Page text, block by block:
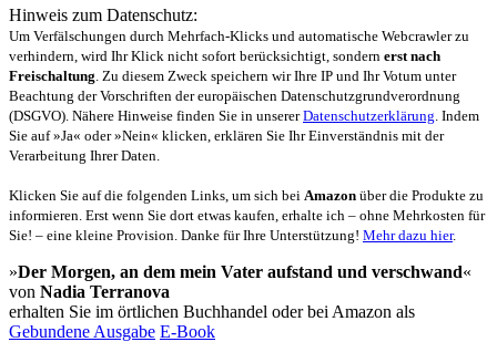
Hinweis zum Datenschutz:
Um Verfälschungen durch Mehrfach-Klicks und automatische Webcrawler zu
verhindern, wird Ihr Klick nicht sofort berücksichtigt, sondern erst nach
Freischaltung . Zu diesem Zweck speichern wir Ihre IP und Ihr Votum unter
Beachtung der Vorschriften der europäischen Datenschutzgrundverordnung
(DSGVO). Nähere Hinweise finden Sie in unsererDatenschutzerklärung . Indem
Sie auf »Ja« oder »Nein« klicken, erklären Sie Ihr Einverständnis mit der
Verarbeitung Ihrer Daten.
Klicken Sie auf die folgenden Links, um sich bei Amazon über die Produkte zu
informieren. Erst wenn Sie dort etwas kaufen, erhalte ich – ohne Mehrkosten für
Sie! – eine kleine Provision. Danke für Ihre Unterstützung! Mehr dazu hier.
»Der Morgen, an dem mein Vater aufstand und verschwand«
von Nadia Terranova
erhalten Sie im örtlichen Buchhandel oder bei Amazon als
Gebundene Ausgabe E-Book